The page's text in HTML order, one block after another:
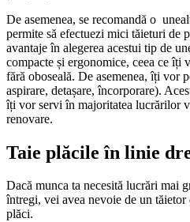
De asemenea, se recomandă o
permite să efectuezi mici tăieturi de
avantaje în alegerea acestui tip de
compacte și ergonomice, ceea ce îți
fără oboseală. De asemenea, îți vor
aspirare, detașare, încorporare).
îți vor servi în majoritatea lucrărilor
renovare.
Taie plăcile în linie
Dacă munca ta necesită lucrări mai
întregi, vei avea nevoie de un
plăci.